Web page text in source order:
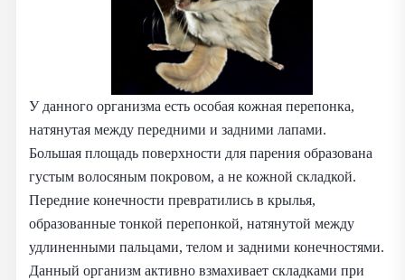
У данного организма есть особая кожная перепонка,
натянутая между передними и задними лапами.
Большая площадь поверхности для парения образована
густым волосяным покровом, а не кожной складкой.
Передние конечности превратились в крылья,
образованные тонкой перепонкой, натянутой между
удлиненными пальцами, телом и задними конечностями.
Данный организм активно взмахивает складками при